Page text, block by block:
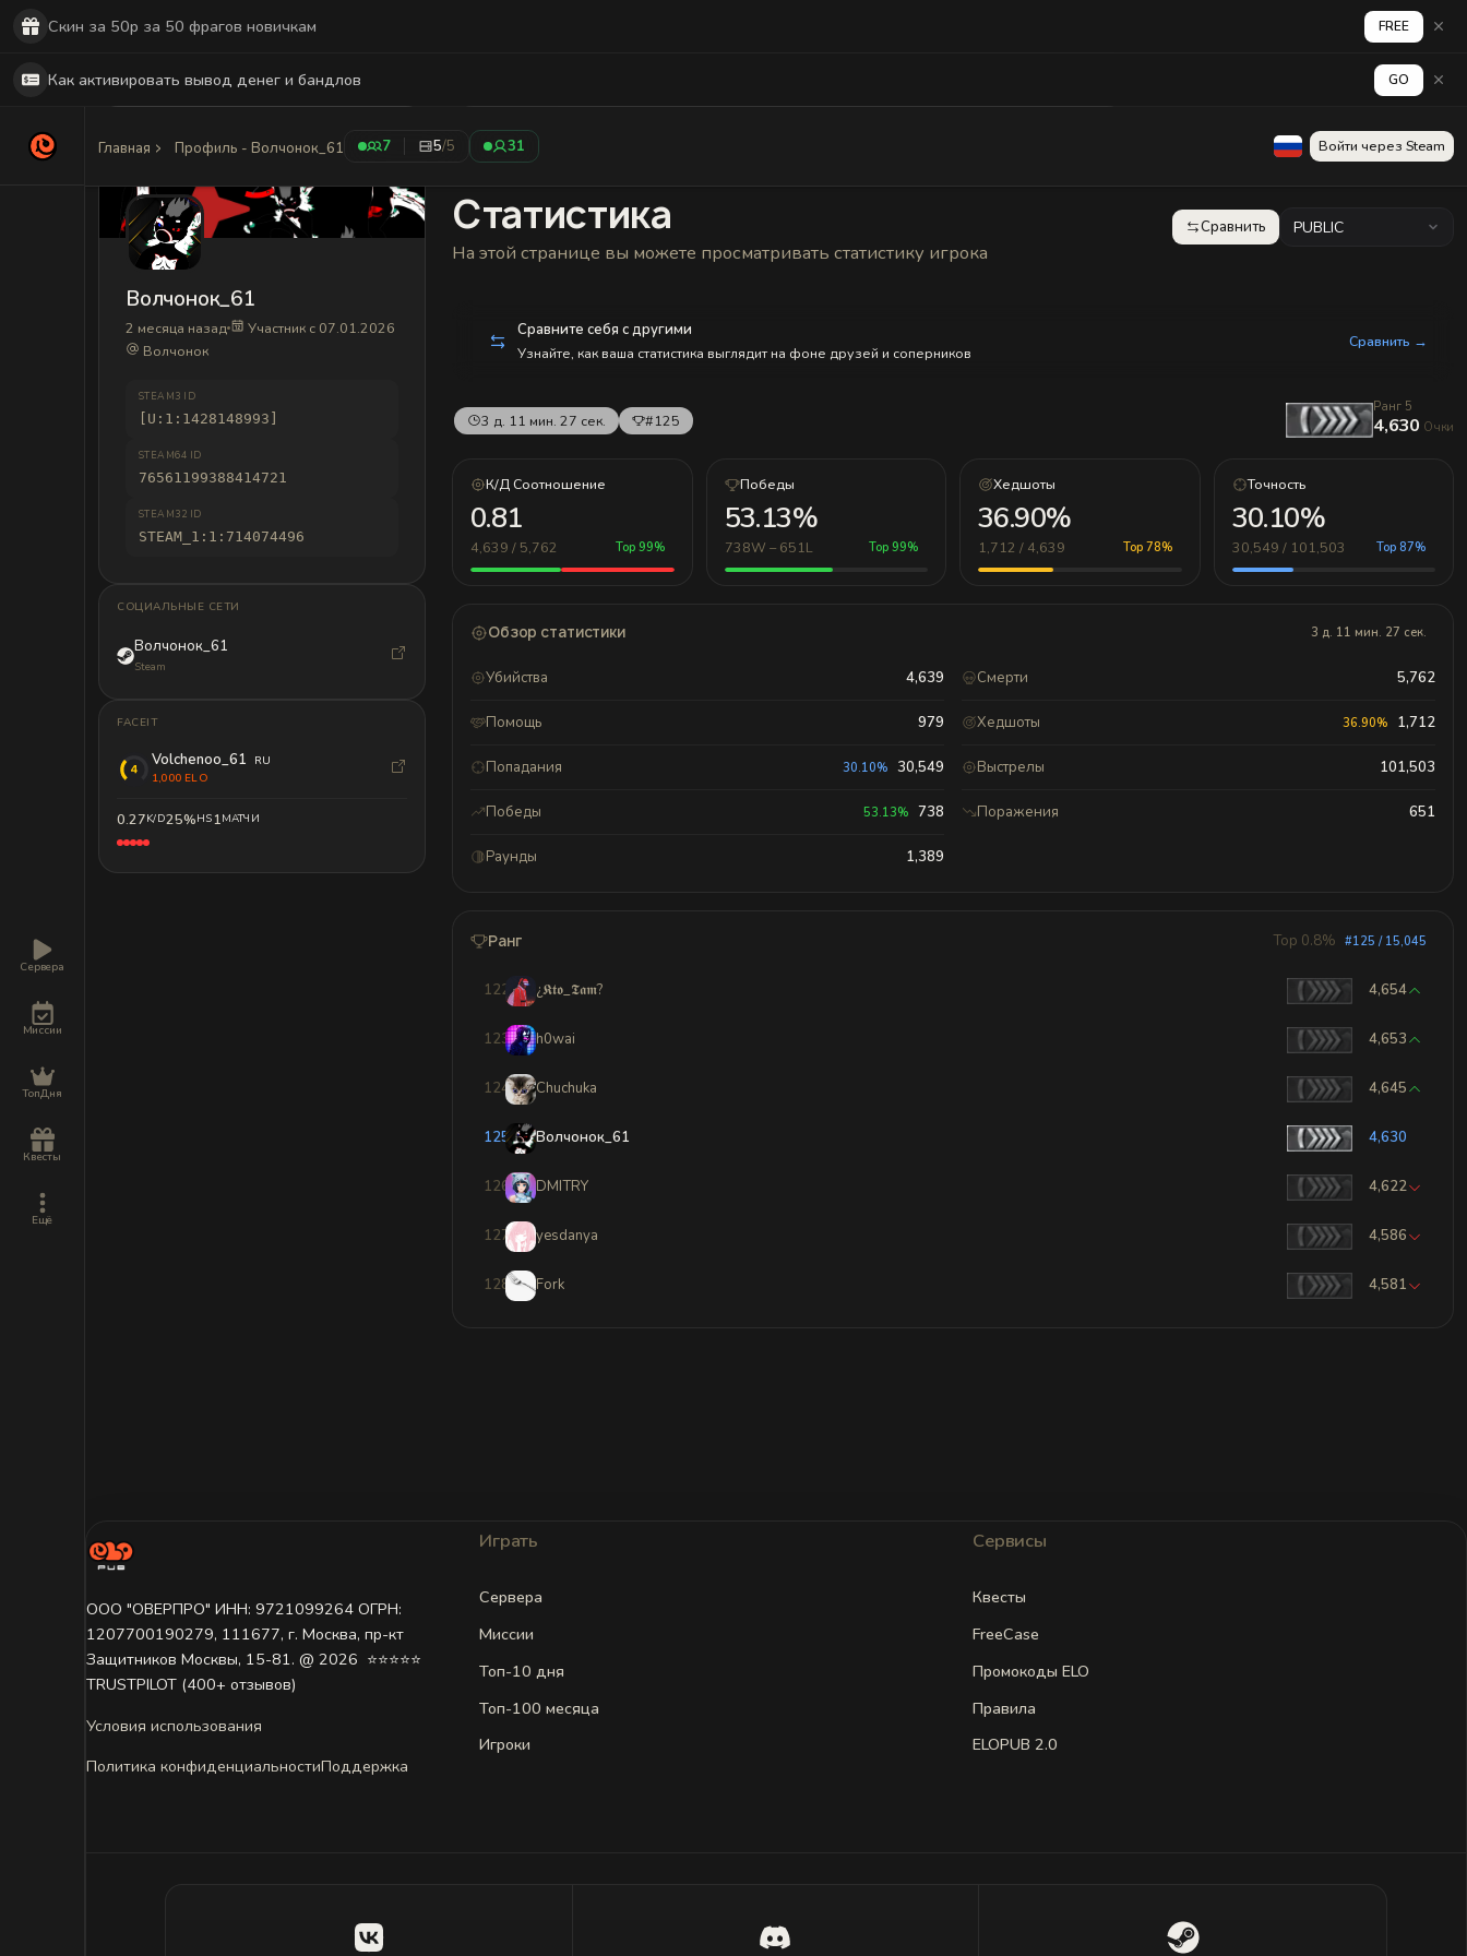
Сервера
Миссии
ТопДня
Квесты
Ещё
Главная Профиль - Волчонок_61 7 5/5 31 Войти через Steam
Волчонок_61
2 месяца назад
Участник с 07.01.2026
Волчонок
STEAM3 ID
[U:1:1428148993]
STEAM64 ID
76561199388414721
STEAM32 ID
STEAM_1:1:714074496
СОЦИАЛЬНЫЕ СЕТИ
Волчонок_61
Steam
FACEIT
Volchenoo_61
RU
1,000 ELO
0.27K/D25%HS1МАТЧИ
Статистика
Статистика
На этой странице вы можете просматривать статистику игрока
Сравнить PUBLIC
Сравните себя с другими
Узнайте, как ваша статистика выглядит на фоне друзей и соперников
Сравнить →
3 д. 11 мин. 27 сек. #125
Ранг 5
4,630 Очки
К/Д Соотношение
0.81
4,639 / 5,762 Top 99%
Победы
53.13%
738W – 651L Top 99%
Хедшоты
36.90%
1,712 / 4,639 Top 78%
Точность
30.10%
30,549 / 101,503 Top 87%
Обзор статистики 3 д. 11 мин. 27 сек.
Убийства 4,639 Смерти 5,762
Помощь 979 Хедшоты 36.90% 1,712
Попадания 30.10% 30,549 Выстрелы 101,503
Победы 53.13% 738 Поражения 651
Раунды 1,389
Ранг Top 0.8% #125 / 15,045
122 ¿𝕶𝖙𝖔_𝕿𝖆𝖒? 4,654
123 h0wai 4,653
124 Chuchuka 4,645
125 Волчонок_61 4,630
126 DMITRY 4,622
127 yesdanya 4,586
128 Fork 4,581
ООО "ОВЕРПРО" ИНН: 9721099264 ОГРН:
1207700190279, 111677, г. Москва, пр-кт
Защитников Москвы, 15-81. @ 2026 ㅤ ⭐⭐⭐⭐⭐
TRUSTPILOT (400+ отзывов)
Условия использования
Политика конфиденциальностиПоддержка
Играть
Сервера
Миссии
Топ-10 дня
Топ-100 месяца
Игроки
Сервисы
Квесты
FreeCase
Промокоды ELO
Правила
ELOPUB 2.0
Скин за 50р за 50 фрагов новичкам FREE
Как активировать вывод денег и бандлов GO